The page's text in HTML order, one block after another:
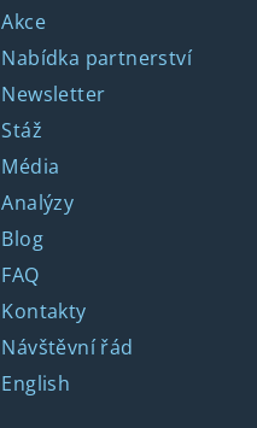
Akce
Nabídka partnerství
Newsletter
Stáž
Média
Analýzy
Blog
FAQ
Kontakty
Návštěvní řád
English